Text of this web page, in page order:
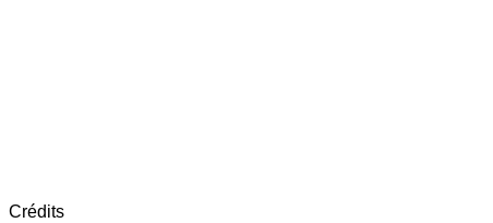
Crédits